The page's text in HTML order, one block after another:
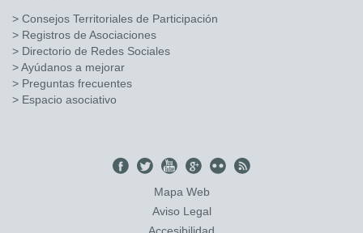
> Consejos Territoriales de Participación
> Registros de Asociaciones
> Directorio de Redes Sociales
> Ayúdanos a mejorar
> Preguntas frecuentes
> Espacio asociativo
Mapa Web
Aviso Legal